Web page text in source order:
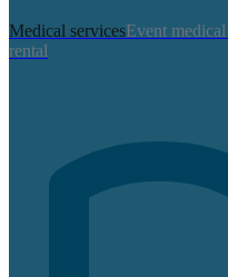
Medical servicesEvent
rental